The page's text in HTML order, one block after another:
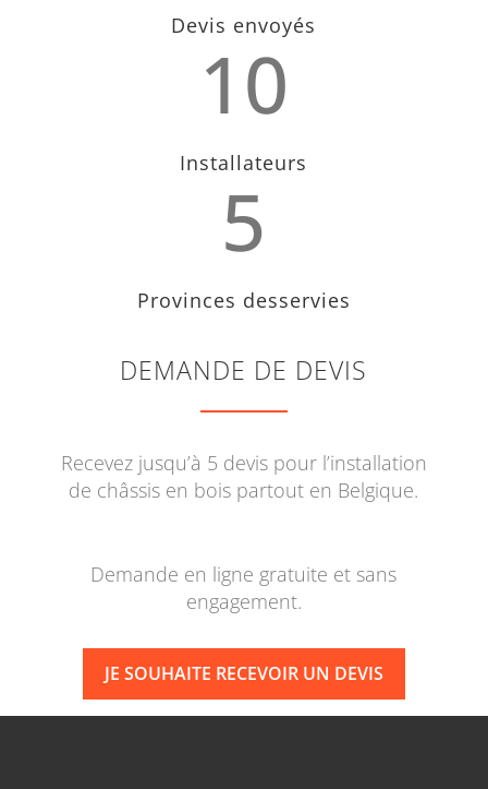
Devis envoyés
10
Installateurs
5
Provinces desservies
DEMANDE DE DEVIS
Recevez jusqu’à 5 devis pour l’installation
de châssis en bois partout en Belgique.
Demande en ligne gratuite et sans
engagement.
JE SOUHAITE RECEVOIR UN DEVIS